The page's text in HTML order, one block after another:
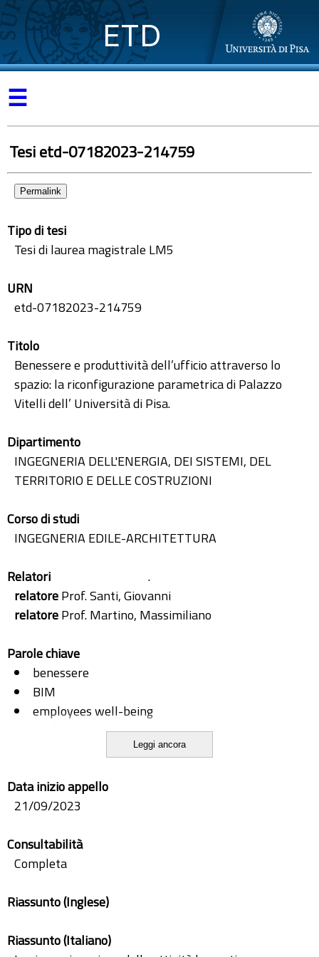
ETD
☰
Tesi etd-07182023-214759
Permalink
Tipo di tesi
Tesi di laurea magistrale LM5
URN
etd-07182023-214759
Titolo
Benessere e produttività dell’ufficio attraverso lo
spazio: la riconfigurazione parametrica di Palazzo
Vitelli dell’ Università di Pisa.
Dipartimento
INGEGNERIA DELL'ENERGIA, DEI SISTEMI, DEL
TERRITORIO E DELLE COSTRUZIONI
Corso di studi
INGEGNERIA EDILE-ARCHITETTURA
Relatori
.
relatoreProf. Santi, Giovanni
relatoreProf. Martino, Massimiliano
Parole chiave
benessere
BIM
employees well-being
produttività
ufficio
Leggi ancora
Data inizio appello
21/09/2023
Consultabilità
Completa
Riassunto (Inglese)
Riassunto (Italiano)